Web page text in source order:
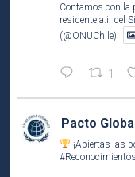
Contamos con la
residente a.i. del
(@ONUChile).
1
Pacto
¡Abiertas las